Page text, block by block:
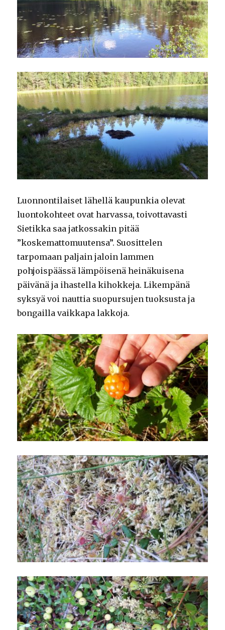
Luonnontilaiset lähellä kaupunkia olevat
luontokohteet ovat harvassa, toivottavasti
Sietikka saa jatkossakin pitää
”koskemattomuutensa”. Suosittelen
tarpomaan paljain jaloin lammen
pohjoispäässä lämpöisenä heinäkuisena
päivänä ja ihastella kihokkeja. Likempänä
syksyä voi nauttia suopursujen tuoksusta ja
bongailla vaikkapa lakkoja.